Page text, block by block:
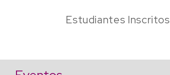
Estudiantes Inscritos